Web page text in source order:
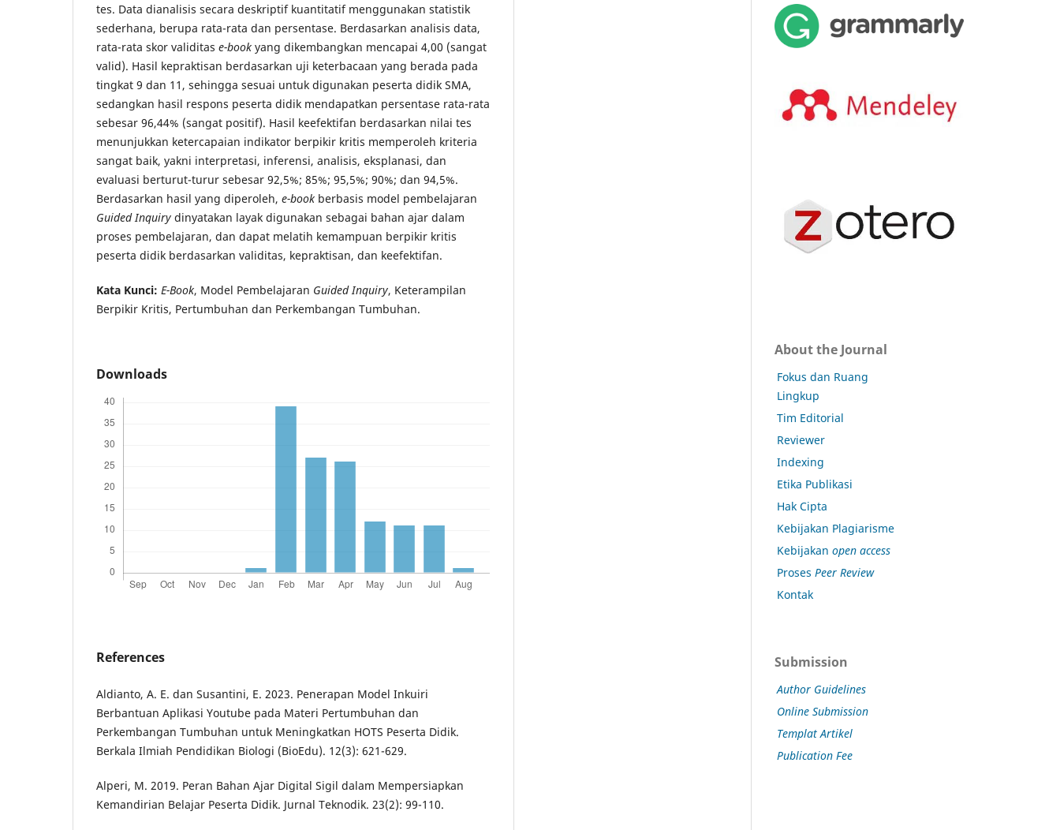
tes. Data dianalisis secara deskriptif kuantitatif menggunakan statistik
sederhana, berupa rata-rata dan persentase. Berdasarkan analisis data,
rata-rata skor validitas e-book yang dikembangkan mencapai 4,00 (sangat
valid). Hasil kepraktisan berdasarkan uji keterbacaan yang berada pada
tingkat 9 dan 11, sehingga sesuai untuk digunakan peserta didik SMA,
sedangkan hasil respons peserta didik mendapatkan persentase rata-rata
sebesar 96,44% (sangat positif). Hasil keefektifan berdasarkan nilai tes
menunjukkan ketercapaian indikator berpikir kritis memperoleh kriteria
sangat baik, yakni interpretasi, inferensi, analisis, eksplanasi, dan
evaluasi berturut-turur sebesar 92,5%; 85%; 95,5%; 90%; dan 94,5%.
Berdasarkan hasil yang diperoleh, e-book berbasis model pembelajaran
Guided Inquiry dinyatakan layak digunakan sebagai bahan ajar dalam
proses pembelajaran, dan dapat melatih kemampuan berpikir kritis
peserta didik berdasarkan validitas, kepraktisan, dan keefektifan.
Kata Kunci: E-Book, Model Pembelajaran Guided Inquiry, Keterampilan
Berpikir Kritis, Pertumbuhan dan Perkembangan Tumbuhan.
Downloads
References
Aldianto, A. E. dan Susantini, E. 2023. Penerapan Model Inkuiri
Berbantuan Aplikasi Youtube pada Materi Pertumbuhan dan
Perkembangan Tumbuhan untuk Meningkatkan HOTS Peserta Didik.
Berkala Ilmiah Pendidikan Biologi (BioEdu). 12(3): 621-629.
Alperi, M. 2019. Peran Bahan Ajar Digital Sigil dalam Mempersiapkan
Kemandirian Belajar Peserta Didik. Jurnal Teknodik. 23(2): 99-110.
About the Journal
Fokus dan Ruang
Lingkup
Tim Editorial
Reviewer
Indexing
Etika Publikasi
Hak Cipta
Kebijakan Plagiarisme
Kebijakan open access
Proses Peer Review
Kontak
Submission
Author Guidelines
Online Submission
Templat Artikel
Publication Fee